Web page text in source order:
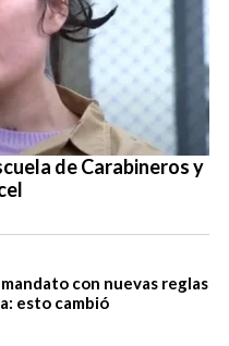
de Carabineros y
con nuevas reglas
esto cambió